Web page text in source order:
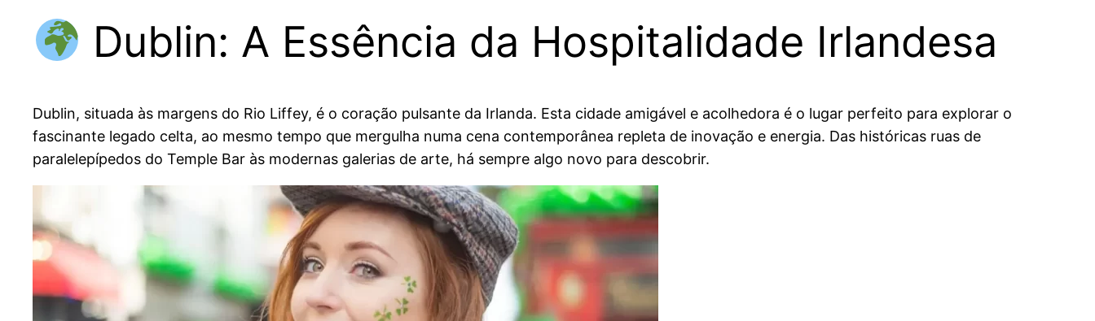
Dublin: A Essência da Hospitalidade Irlandesa
Dublin, situada às margens do Rio Liffey, é o coração pulsante da Irlanda. Esta cidade amigável e acolhedora é o lugar perfeito para explorar o
fascinante legado celta, ao mesmo tempo que mergulha numa cena contemporânea repleta de inovação e energia. Das históricas ruas de
paralelepípedos do Temple Bar às modernas galerias de arte, há sempre algo novo para descobrir.